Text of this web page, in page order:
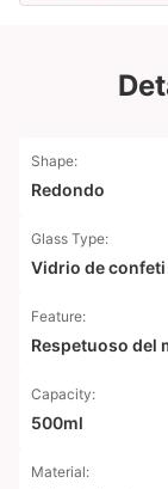
Shape:
Redondo
Glass Type:
Vidrio de
Feature:
Respetuoso del
Capacity:
500ml
Material: